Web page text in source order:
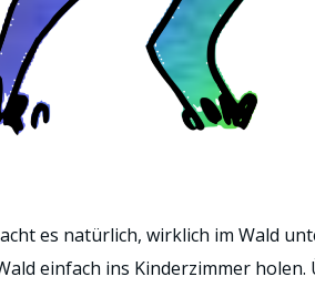
es natürlich, wirklich im Wald
einfach ins Kinderzimmer